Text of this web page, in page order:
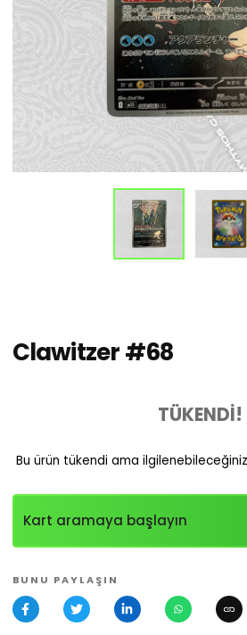
Clawitzer #68
TÜKENDİ!
Bu ürün tükendi ama
Kart aramaya başlayın
BUNU PAYLAŞIN